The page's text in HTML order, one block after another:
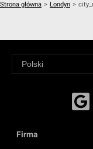
Strona główna > Londyn >
Firma